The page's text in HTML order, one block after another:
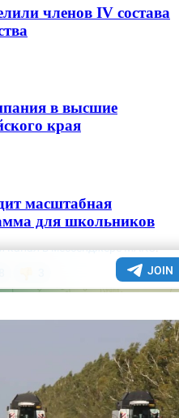
членов IV состава
в высшие
края
масштабная
для школьников